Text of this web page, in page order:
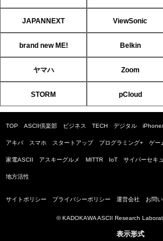
JAPANNEXT ViewSonic
brand new ME! Belkin
ヤマハ Zoom
STORM pCloud
TOP ASCII倶楽部 ビジネス TECH デジタル
アキバ スマホ スタートアップ プログラミング+ ゲー
家電ASCII アスキーグルメ MITTR IoT サイバーセキ
地方活性
サイトポリシー プライバシーポリシー 運営会社 お問
© KADOKAWA ASCII Research
表示形式